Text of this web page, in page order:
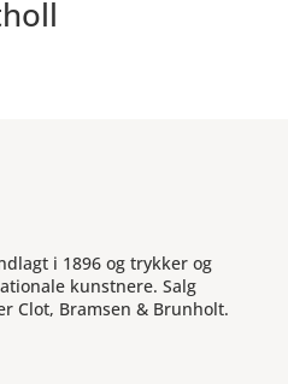
i 1896 og trykker og
kunstnere. Salg
Clot, Bramsen & Brunholt.